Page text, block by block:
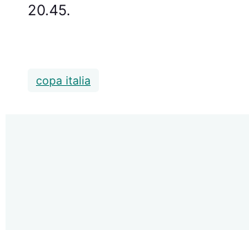
20.45.
copa italia